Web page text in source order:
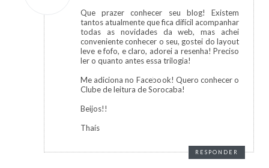
Que prazer conhecer seu blog! Existem
tantos atualmente que fica difícil acompanhar
todas as novidades da web, mas achei
conveniente conhecer o seu, gostei do layout
leve e fofo, e claro, adorei a resenha! Preciso
ler o quanto antes essa trilogia!
Me adiciona no Facebook! Quero conhecer o
Clube de leitura de Sorocaba!
Beijos!!
Thaís
RESPONDER